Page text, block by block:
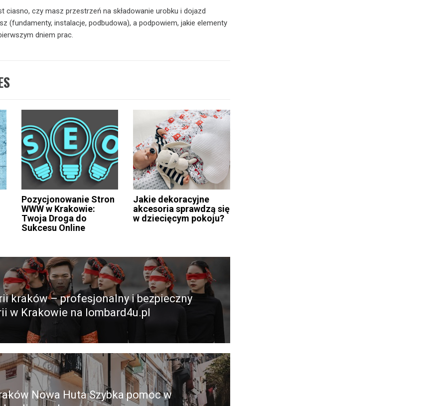
ciasno, czy masz przestrzeń na składowanie urobku i dojazd
(fundamenty, instalacje, podbudowa), a podpowiem, jakie elementy
dniem prac.
Pozycjonowanie Stron
WWW w Krakowie:
Twoja Droga do
Sukcesu Online
Jakie dekoracyjne
akcesoria sprawdzą się
w dziecięcym pokoju?
kraków – profesjonalny i bezpieczny
w Krakowie na lombard4u.pl
Nowa Huta Szybka pomoc w